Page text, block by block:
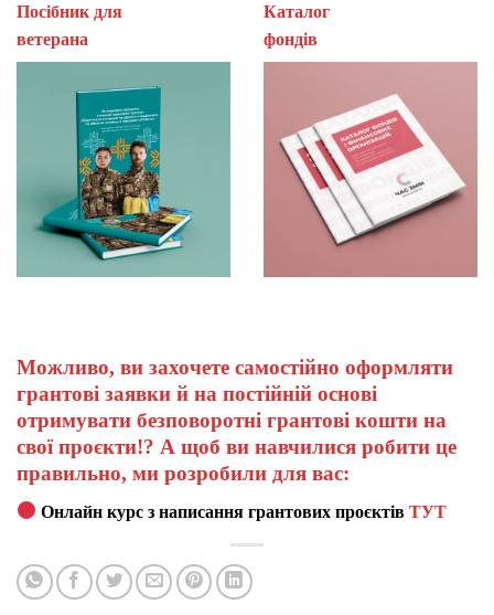
Посібник для
ветерана
Каталог
Можливо, ви захочете самостійно оформляти
грантові заявки й на постійній основі
отримувати безповоротні грантові кошти на
свої проєкти!? А щоб ви навчилися робити це
правильно, ми розробили для вас:
Онлайн курс з написання грантових проєктівТУТ